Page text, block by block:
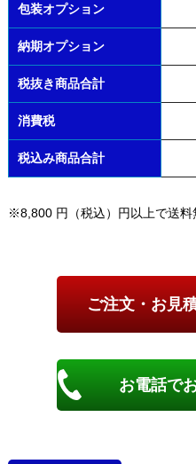
包装オプション
納期オプション
税抜き商品合計
消費税
税込み商品合計
※8,800 円（税込）円以上で送料
お電話で